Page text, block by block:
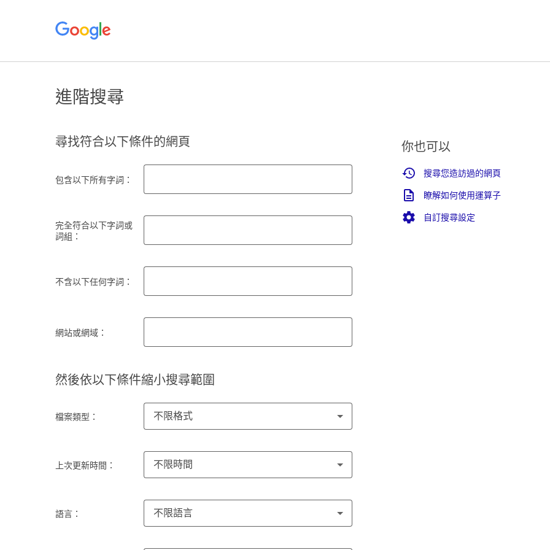
進階搜尋
尋找符合以下條件的網頁
包含以下所有字詞：
完全符合以下字詞或
詞組：
不含以下任何字詞：
網站或網域：
然後依以下條件縮小搜尋範圍
檔案類型： 不限格式
上次更新時間： 不限時間
語言： 不限語言
你也可以
搜尋您造訪過的網頁
瞭解如何使用運算子
自訂搜尋設定